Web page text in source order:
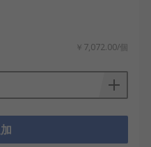
機、洗濯機など、
います。
所
￥7,072.00/個